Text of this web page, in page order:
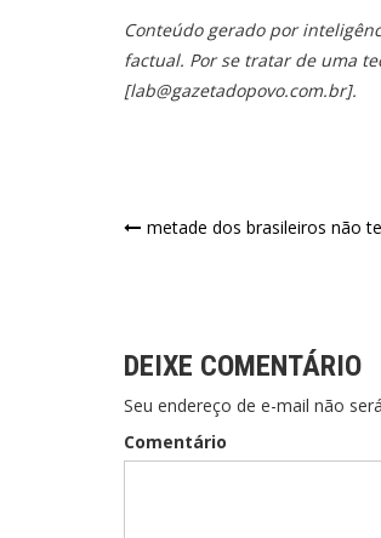
Conteúdo gerado por
factual. Por se tratar de uma
[lab@gazetadopovo.com.br].
Navegação
metade dos brasileiros não
DEIXE COMENTÁRIO
Seu endereço de e-mail não
Comentário